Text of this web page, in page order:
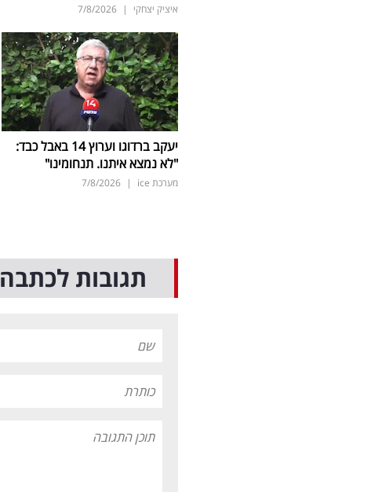
איציק יצחקי |
7/8/2026
יעקב ברדוגו וערוץ 14 באבל כבד:
"לא נמצא איתנו. תנחומינו"
מערכת ice |
7/8/2026
תגובות לכתבה